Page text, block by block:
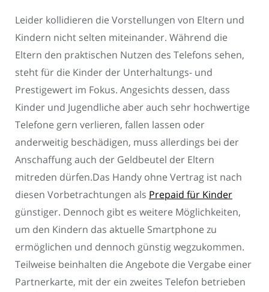
Leider kollidieren die Vorstellungen von Eltern und
Kindern nicht selten miteinander. Während die
Eltern den praktischen Nutzen des Telefons sehen,
steht für die Kinder der Unterhaltungs- und
Prestigewert im Fokus. Angesichts dessen, dass
Kinder und Jugendliche aber auch sehr hochwertige
Telefone gern verlieren, fallen lassen oder
anderweitig beschädigen, muss allerdings bei der
Anschaffung auch der Geldbeutel der Eltern
mitreden dürfen.Das Handy ohne Vertrag ist nach
diesen Vorbetrachtungen als Prepaid für Kinder
günstiger. Dennoch gibt es weitere Möglichkeiten,
um den Kindern das aktuelle Smartphone zu
ermöglichen und dennoch günstig wegzukommen.
Teilweise beinhalten die Angebote die Vergabe einer
Partnerkarte, mit der ein zweites Telefon betrieben